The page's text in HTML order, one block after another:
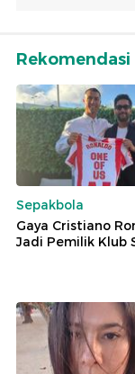
Sepakbola
Gaya Cristiano
Jadi Pemilik Klub